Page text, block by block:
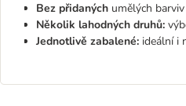
Bez přidaných umělých
Několik lahodných druhů:
Jednotlivě zabalené: ideální i